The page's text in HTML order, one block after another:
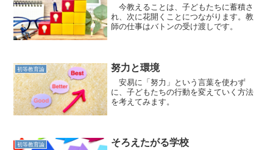
今教えることは、子どもたちに蓄積さ
れ、次に花開くことにつながります。教
師の仕事はバトンの受け渡しです。
初等教育論 努力と環境
安易に「努力」という言葉を使わず
に、子どもたちの行動を変えていく方法
を考えてみます。
初等教育論 そろえたがる学校